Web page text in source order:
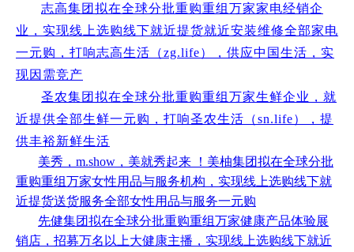
志高集团拟在全球分批重购重组万家家电经销企
业，实现线上选购线下就近提货就近安装维修全部家电
一元购，打响志高生活（zg.life），供应中国生活，实
现因需竞产
圣农集团拟在全球分批重购重组万家生鲜企业，就
近提供全部生鲜一元购，打响圣农生活（sn.life），提
供丰裕新鲜生活
美秀，m.show，美就秀起来 ！美柚集团拟在全球分批
重购重组万家女性用品与服务机构，实现线上选购线下就
近提货送货服务全部女性用品与服务一元购
先健集团拟在全球分批重购重组万家健康产品体验展
销店，招募万名以上大健康主播，实现线上选购线下就近